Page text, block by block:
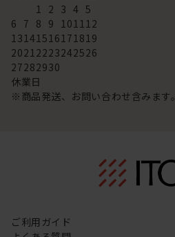
1
2 3 4 5
6 7 8 9 10 11 12
13 14 15 16 17 18 19
2021 2223242526
27282930
休業日
※商品発送、お問い合わせ含みます。
ご利用ガイド